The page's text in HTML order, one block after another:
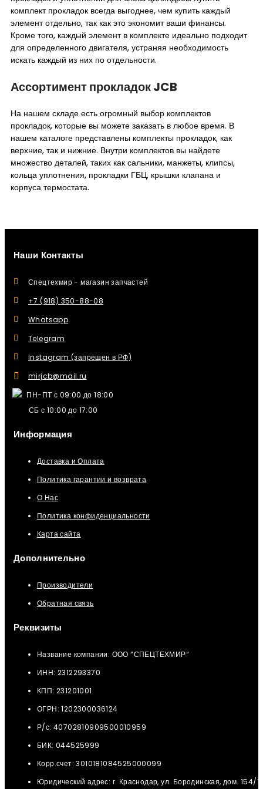
комплект прокладок всегда выгоднее, чем купить каждый
элемент отдельно, так как это экономит ваши финансы.
Кроме того, каждый элемент в комплекте идеально подходит
для определенного двигателя, устраняя необходимость
искать каждый из них по отдельности.
Ассортимент прокладок JCB
На нашем складе есть огромный выбор комплектов
прокладок, которые вы можете заказать в любое время. В
нашем каталоге представлены комплекты прокладок, как
верхние, так и нижние. Внутри комплектов вы найдете
множество деталей, таких как сальники, манжеты, клипсы,
кольца уплотнения, прокладки ГБЦ, крышки клапана и
корпуса термостата.
Наши Контакты
Спецтехмир - магазин запчастей
+7 (918) 350-88-08
Whatsapp
Telegram
Instagram (запрещен в РФ)
mirjcb@mail.ru
ПН-ПТ с 09:00 до 18:00
СБ с 10:00 до 17:00
Информация
Доставка и Оплата
Политика гарантии и возврата
О Нас
Политика конфиденциальности
Карта сайта
Дополнительно
Производители
Обратная связь
Реквизиты
Название компании: ООО “СПЕЦТЕХМИР“
ИНН: 2312293370
КПП: 231201001
ОГРН: 1202300036124
Р/с: 40702810909500010959
БИК: 044525999
Корр.счет: 3010181084525000099
Юридический адрес: г. Краснодар, ул. Бородинская, дом. 154/